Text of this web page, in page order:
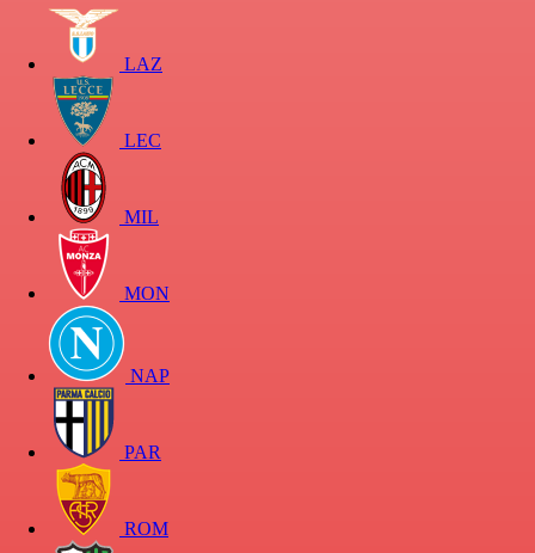
LAZ
LEC
MIL
MON
NAP
PAR
ROM